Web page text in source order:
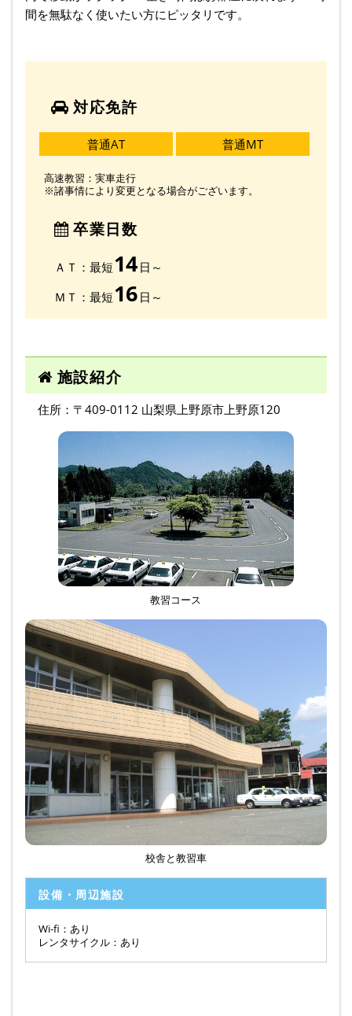
間を無駄なく使いたい方にピッタリです。
対応免許
普通AT 普通MT
高速教習：実車走行
※諸事情により変更となる場合がございます。
卒業日数
ＡＴ：最短14 日～
ＭＴ：最短16 日～
施設紹介
住所：〒409-0112 山梨県上野原市上野原120
教習コース
校舎と教習車
設備・周辺施設
Wi-fi：あり
レンタサイクル：あり